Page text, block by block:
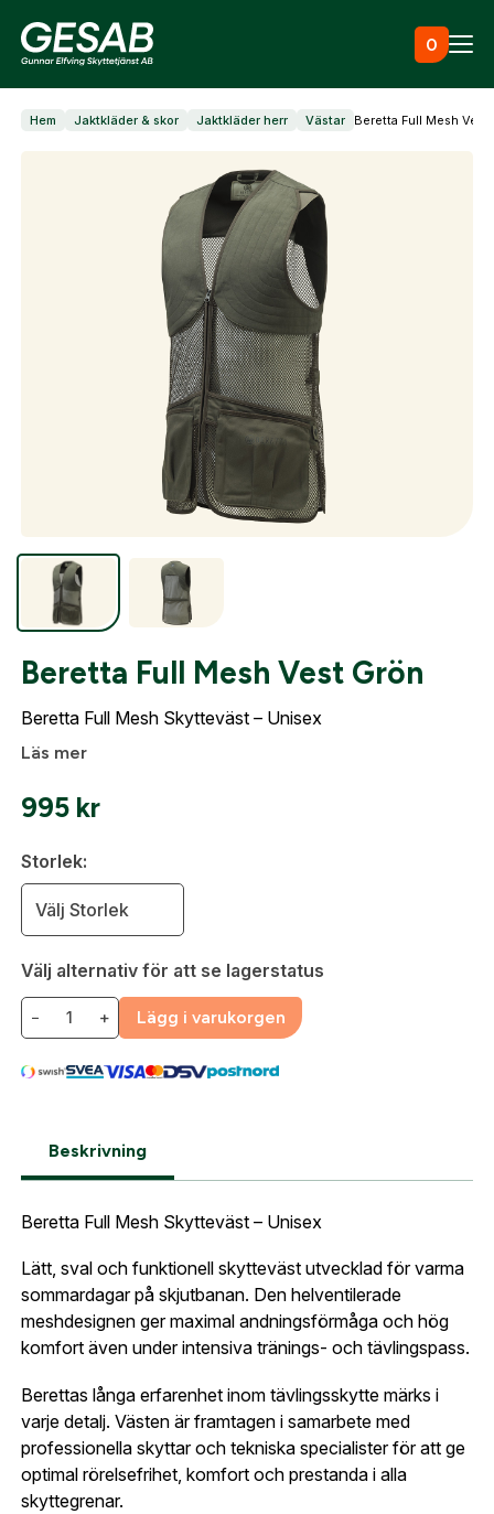
0
Ammunition
Utrustning
Jaktkläder & skor
Måltavlor
Optik
Mer
Mitt konto
Kontakta oss
Hem Jaktkläder & skor Jaktkläder herr Västar Beretta Full Mesh Vest
Beretta Full Mesh Vest Grön
Beretta Full Mesh Skytteväst – Unisex
Läs mer
995 kr
Storlek:
Välj Storlek
Välj alternativ för att se lagerstatus
− + Lägg i varukorgen
Beskrivning
Beretta Full Mesh Skytteväst – Unisex
Lätt, sval och funktionell skytteväst utvecklad för varma
sommardagar på skjutbanan. Den helventilerade
meshdesignen ger maximal andningsförmåga och hög
komfort även under intensiva tränings- och tävlingspass.
Berettas långa erfarenhet inom tävlingsskytte märks i
varje detalj. Västen är framtagen i samarbete med
professionella skyttar och tekniska specialister för att ge
optimal rörelsefrihet, komfort och prestanda i alla
skyttegrenar.
När du är inloggad hanteras beställningen
E-postadress:*
Lösenord:*
Glömt lösenord?
Skapa konto
Fyll i dina företags- eller föreningsuppgifter i
formuläret så återkommer vi till dig när kontot är
frågorna gällande Mitt konto.
Företag- eller Föreningsnamn:
Leverans & fakturaadress
Postnummer:*
Ort:*
Fyll i din e-post adress nedan så kontaktar vi dig
så fort den här produkten är tillbaka i vårt
sortiment.
Beretta Full Mesh Vest Grön
E-post adress